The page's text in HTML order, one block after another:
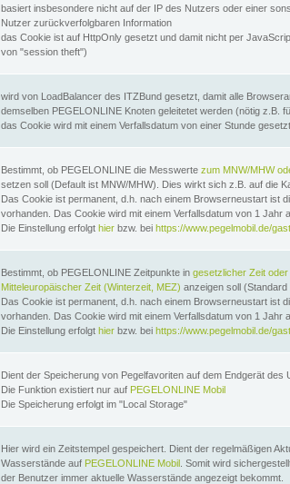
basiert insbesondere nicht auf der IP des Nutzers oder einer
Nutzer zurückverfolgbaren Information
das Cookie ist auf HttpOnly gesetzt und damit nicht per
von "session theft")
wird von LoadBalancer des ITZBund gesetzt, damit alle
demselben PEGELONLINE Knoten geleitetet werden (nötig z.B.
das Cookie wird mit einem Verfallsdatum von einer Stunde gesetzt
Bestimmt, ob PEGELONLINE die Messwerte zum MNW/MHW
setzen soll (Default ist MNW/MHW). Dies wirkt sich z.B. auf die
Das Cookie ist permanent, d.h. nach einem Browserneustart ist
vorhanden. Das Cookie wird mit einem Verfallsdatum von 1 Jahr
Die Einstellung erfolgt hier bzw. bei https://www.pegelmobil.de/
Bestimmt, ob PEGELONLINE Zeitpunkte in gesetzlicher Zeit
Mitteleuropäischer Zeit (Winterzeit, MEZ) anzeigen soll (Standard
Das Cookie ist permanent, d.h. nach einem Browserneustart ist
vorhanden. Das Cookie wird mit einem Verfallsdatum von 1 Jahr
Die Einstellung erfolgt hier bzw. bei https://www.pegelmobil.de/
Dient der Speicherung von Pegelfavoriten auf dem Endgerät des
Die Funktion existiert nur auf PEGELONLINE Mobil
Die Speicherung erfolgt im "Local Storage"
Hier wird ein Zeitstempel gespeichert. Dient der regelmäßigen
Wasserstände auf PEGELONLINE Mobil . Somit wird
der Benutzer immer aktuelle Wasserstände angezeigt bekommt.